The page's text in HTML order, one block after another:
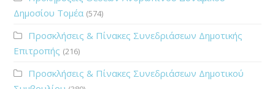
Δημοσίου Τομέα (574)
Προσκλήσεις & Πίνακες Συνεδριάσεων Δημοτικής
Επιτροπής (216)
Προσκλήσεις & Πίνακες Συνεδριάσεων Δημοτικού